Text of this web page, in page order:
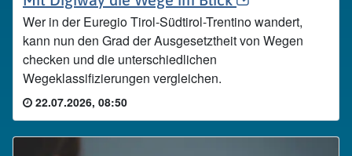
Wer in der Euregio Tirol-Südtirol-Trentino wandert,
kann nun den Grad der Ausgesetztheit von Wegen
checken und die unterschiedlichen
Wegeklassifizierungen vergleichen.
22.07.2026, 08:50